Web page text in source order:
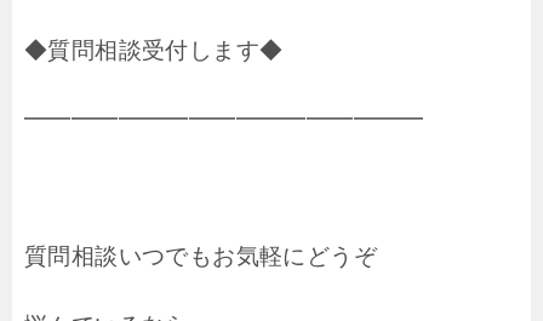
◆質問相談受付します◆
━━━━━━━━━━━━━━━━━
質問相談いつでもお気軽にどうぞ